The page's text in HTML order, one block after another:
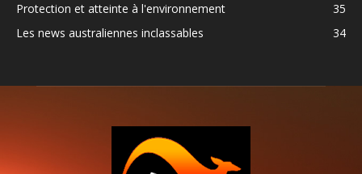
Protection et atteinte à l'environnement
35
Les news australiennes inclassables
34